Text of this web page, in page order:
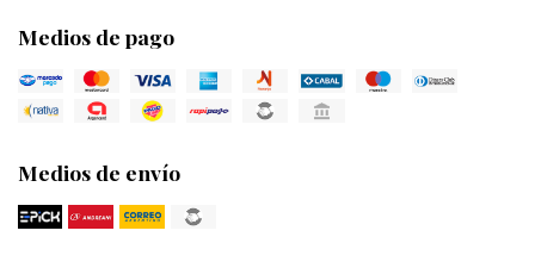
Medios de pago
Medios de envío